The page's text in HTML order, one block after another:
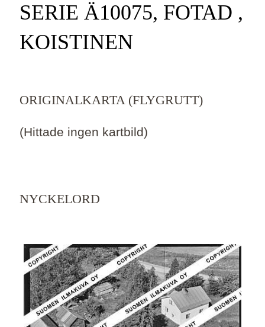
SERIE Ä10075, FOTAD ,
KOISTINEN
ORIGINALKARTA (FLYGRUTT)
(Hittade ingen kartbild)
NYCKELORD